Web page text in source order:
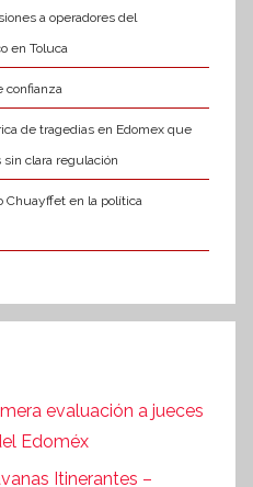
a operadores del
en Toluca
confianza
de tragedias en Edomex que
clara regulación
Chuayffet en la política
evaluación a jueces
Edoméx
Itinerantes –